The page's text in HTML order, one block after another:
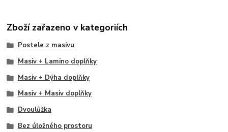
Zboží zařazeno v kategoriích
Postele z masivu
Masiv + Lamino doplňky
Masiv + Dýha doplňky
Masiv + Masiv doplňky
Dvoulůžka
Bez úložného prostoru